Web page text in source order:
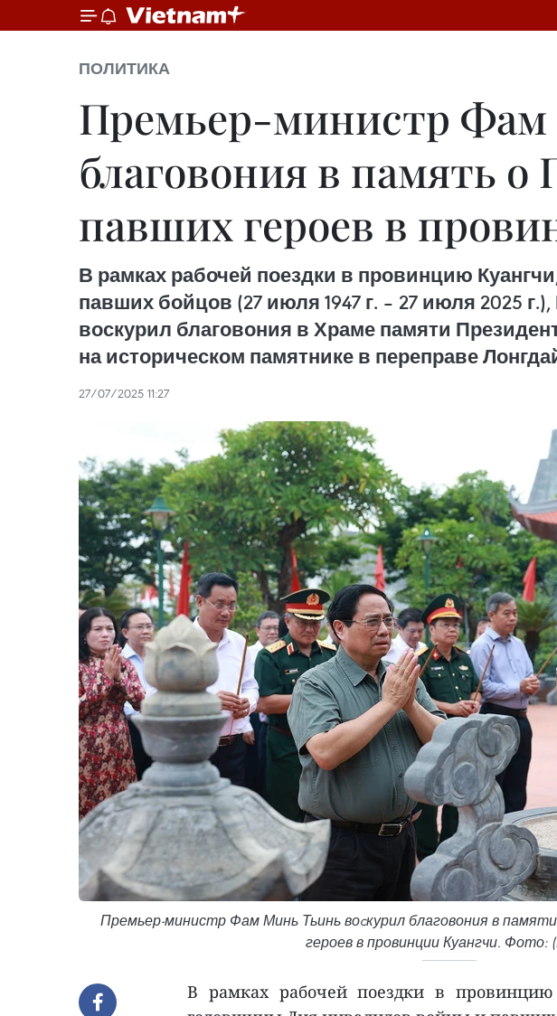
ПОЛИТИКА
Премьер-министр
благовония в память
павших героев в
В рамках рабочей поездки в провинцию
павших бойцов (27 июля 1947 г. – 27 июля 2025
воскурил благовония в Храме памяти
на историческом памятнике в переправе
27/07/2025 11:27
Премьер-министр Фам Минь Тьинь воcкурил благовония в
героев в провинции Куангчи. Фото:
В рамках рабочей поездки в